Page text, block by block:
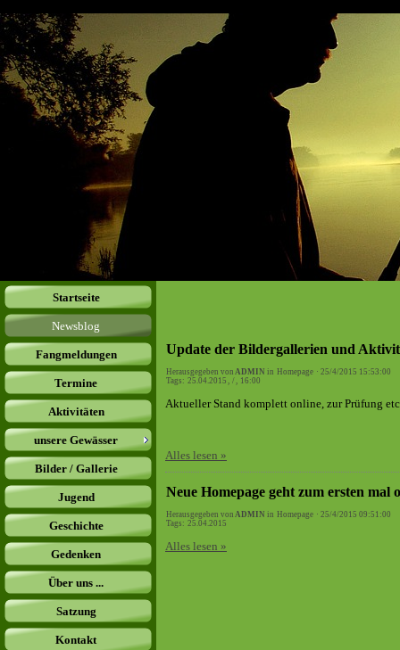
Startseite
Newsblog
Fangmeldungen
Termine
Aktivitäten
unsere Gewässer
Bilder / Gallerie
Jugend
Geschichte
Gedenken
Über uns ...
Satzung
Kontakt
Update der Bildergallerien und
Herausgegeben von ADMIN in Homepage · 25/4/2015 15:53:00
Tags: 25.04.2015 , /, 16:00
Aktueller Stand komplett online, zur Prüfung
Alles lesen »
Neue Homepage geht zum ersten mal
Herausgegeben von ADMIN in Homepage · 25/4/2015 09:51:00
Tags: 25.04.2015
Alles lesen »